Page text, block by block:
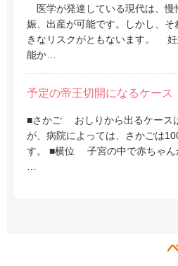
医学が発達している現代は、慢
娠、出産が可能です。しかし、
きなリスクがともないます。 妊
能か…
予定の帝王切開になるケース
■さかご おしりから出るケース
が、病院によっては、さかごは
す。 ■横位 子宮の中で赤ちゃん